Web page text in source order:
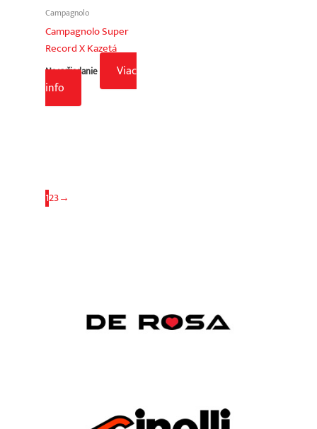
Campagnolo
Campagnolo Super
Record X Kazetá
Na vyžiadanie
Viac
info
123→